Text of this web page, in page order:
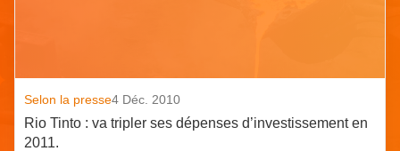
Selon la presse4 Déc. 2010
Rio Tinto : va tripler ses dépenses d’investissement en
2011.